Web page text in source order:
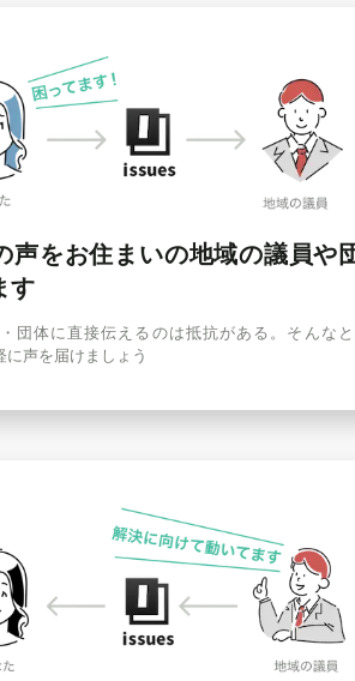
声をお住まいの地域の議員や
す
団体に直接伝えるのは抵抗がある。そんな
に声を届けましょう